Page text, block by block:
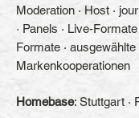
Moderation · Host ·
· Panels · Live-
Formate · ausgewählte
Markenkooperationen
Homebase: Stuttgart ·